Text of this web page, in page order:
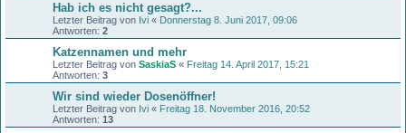
Hab ich es nicht gesagt?...
Letzter Beitrag von Ivi « Donnerstag 8. Juni 2017, 09:06
Antworten: 2
Katzennamen und mehr
Letzter Beitrag von SaskiaS « Freitag 14. April 2017, 15:21
Antworten: 3
Wir sind wieder Dosenöffner!
Letzter Beitrag von Ivi « Freitag 18. November 2016, 20:52
Antworten: 13